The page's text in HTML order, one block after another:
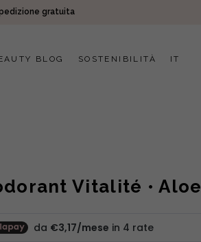
gratuita
BLOG SOSTENIBILITÀ IT
Vitalité • Aloe